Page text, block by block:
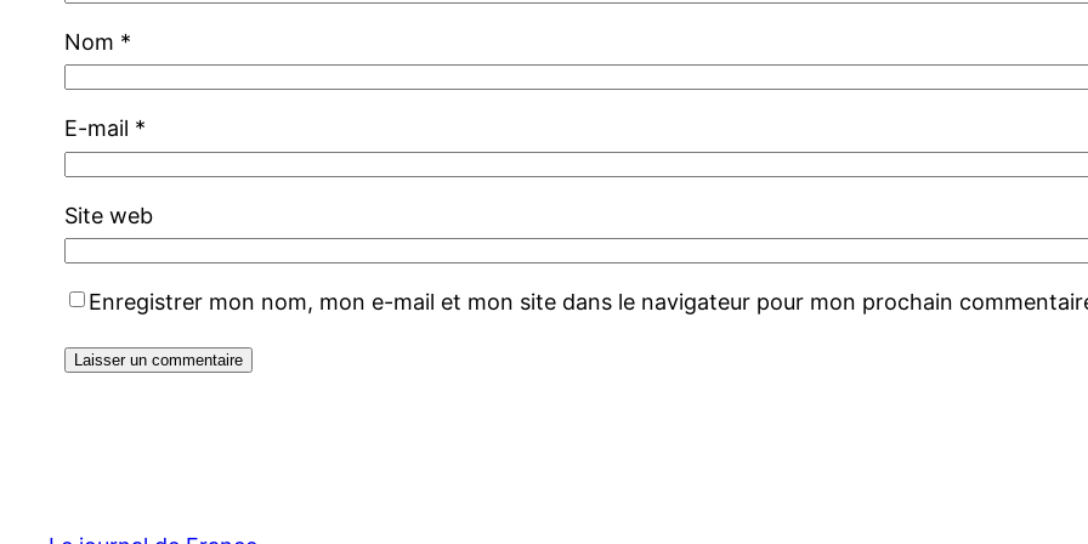
Nom *
E-mail *
Site web
Enregistrer mon nom, mon e-mail et mon site dans le navigateur pour mon prochain